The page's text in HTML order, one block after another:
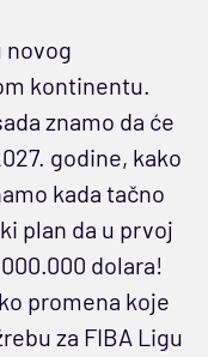
novog
kontinentu.
znamo da će
godine, kako
kada tačno
plan da u prvoj
dolara!
promena koje
za FIBA Ligu